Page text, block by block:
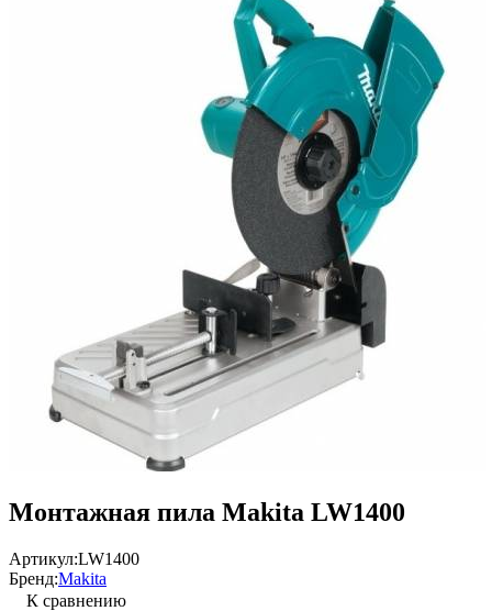
Монтажная пила Makita LW1400
Артикул:LW1400
Бренд:Makita
К сравнению